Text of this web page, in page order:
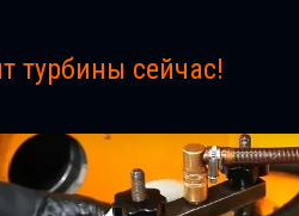
турбины сейчас!